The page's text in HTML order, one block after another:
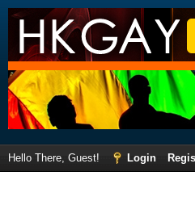
Hello There, Guest! Login